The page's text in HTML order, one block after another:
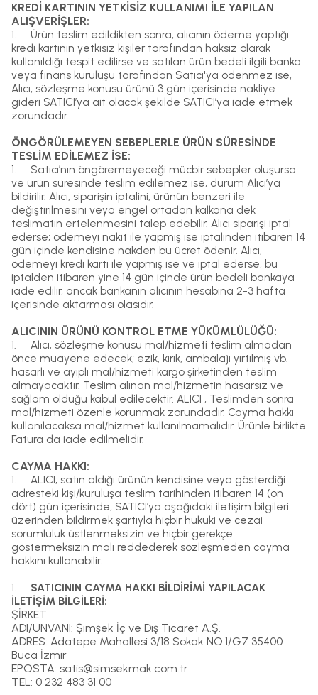
KREDİ KARTININ YETKİSİZ KULLANIMI İLE YAPILAN
ALIŞVERİŞLER:
1.
Ürün teslim edildikten sonra, alıcının ödeme yaptığı
kredi kartının yetkisiz kişiler tarafından haksız olarak
kullanıldığı tespit edilirse ve satılan ürün bedeli ilgili banka
veya finans kuruluşu tarafından Satıcı'ya ödenmez ise,
Alıcı, sözleşme konusu ürünü 3 gün içerisinde nakliye
gideri SATICI’ya ait olacak şekilde SATICI’ya iade etmek
zorundadır.
ÖNGÖRÜLEMEYEN SEBEPLERLE ÜRÜN SÜRESİNDE
TESLİM EDİLEMEZ İSE:
1.
Satıcı’nın öngöremeyeceği mücbir sebepler oluşursa
ve ürün süresinde teslim edilemez ise, durum Alıcı’ya
bildirilir. Alıcı, siparişin iptalini, ürünün benzeri ile
değiştirilmesini veya engel ortadan kalkana dek
teslimatın ertelenmesini talep edebilir. Alıcı siparişi iptal
ederse; ödemeyi nakit ile yapmış ise iptalinden itibaren 14
gün içinde kendisine nakden bu ücret ödenir. Alıcı,
ödemeyi kredi kartı ile yapmış ise ve iptal ederse, bu
iptalden itibaren yine 14 gün içinde ürün bedeli bankaya
iade edilir, ancak bankanın alıcının hesabına 2-3 hafta
içerisinde aktarması olasıdır.
ALICININ ÜRÜNÜ KONTROL ETME YÜKÜMLÜLÜĞÜ:
1.
Alıcı, sözleşme konusu mal/hizmeti teslim almadan
önce muayene edecek; ezik, kırık, ambalajı yırtılmış vb.
hasarlı ve ayıplı mal/hizmeti kargo şirketinden teslim
almayacaktır. Teslim alınan mal/hizmetin hasarsız ve
sağlam olduğu kabul edilecektir. ALICI , Teslimden sonra
mal/hizmeti özenle korunmak zorundadır. Cayma hakkı
kullanılacaksa mal/hizmet kullanılmamalıdır. Ürünle birlikte
Fatura da iade edilmelidir.
CAYMA HAKKI:
1.
ALICI; satın aldığı ürünün kendisine veya gösterdiği
adresteki kişi/kuruluşa teslim tarihinden itibaren 14 (on
dört) gün içerisinde, SATICI’ya aşağıdaki iletişim bilgileri
üzerinden bildirmek şartıyla hiçbir hukuki ve cezai
sorumluluk üstlenmeksizin ve hiçbir gerekçe
göstermeksizin malı reddederek sözleşmeden cayma
hakkını kullanabilir.
1.
SATICININ CAYMA HAKKI BİLDİRİMİ YAPILACAK
İLETİŞİM BİLGİLERİ:
ŞİRKET
ADI/UNVANI: Şimşek İç ve Dış Ticaret A.Ş.
ADRES: Adatepe Mahallesi 3/18 Sokak NO:1/G7 35400
Buca İzmir
EPOSTA: satis@simsekmak.com.tr
TEL: 0 232 483 31 00